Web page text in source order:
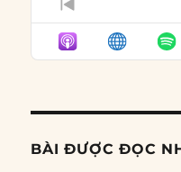
PREVIOUS
EPISODE
BÀI ĐƯỢC ĐỌC